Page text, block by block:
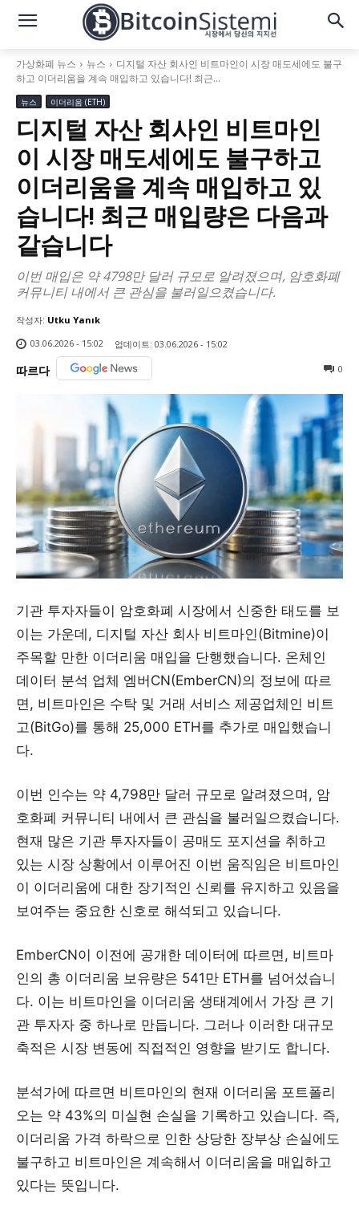
가상화폐 뉴스 뉴스
디지털 자산 회사인 비트마인이 시장 매도세에도 불구
하고 이더리움을 계속 매입하고 있습니다! 최근...
뉴스 이더리움 (ETH)
디지털 자산 회사인 비트마인
이 시장 매도세에도 불구하고
이더리움을 계속 매입하고 있
습니다! 최근 매입량은 다음과
같습니다
이번 매입은 약 4798만 달러 규모로 알려졌으며, 암호화폐
커뮤니티 내에서 큰 관심을 불러일으켰습니다.
작성자: Utku Yanık
03.06.2026 - 15:02
업데이트: 03.06.2026 - 15:02
따르다 0
기관 투자자들이 암호화폐 시장에서 신중한 태도를 보
이는 가운데, 디지털 자산 회사 비트마인(Bitmine)이
주목할 만한 이더리움 매입을 단행했습니다. 온체인
데이터 분석 업체 엠버CN(EmberCN)의 정보에 따르
면, 비트마인은 수탁 및 거래 서비스 제공업체인 비트
고(BitGo)를 통해 25,000 ETH를 추가로 매입했습니
다.
이번 인수는 약 4,798만 달러 규모로 알려졌으며, 암
호화폐 커뮤니티 내에서 큰 관심을 불러일으켰습니다.
현재 많은 기관 투자자들이 공매도 포지션을 취하고
있는 시장 상황에서 이루어진 이번 움직임은 비트마인
이 이더리움에 대한 장기적인 신뢰를 유지하고 있음을
보여주는 중요한 신호로 해석되고 있습니다.
EmberCN이 이전에 공개한 데이터에 따르면, 비트마
인의 총 이더리움 보유량은 541만 ETH를 넘어섰습니
다. 이는 비트마인을 이더리움 생태계에서 가장 큰 기
관 투자자 중 하나로 만듭니다. 그러나 이러한 대규모
축적은 시장 변동에 직접적인 영향을 받기도 합니다.
분석가에 따르면 비트마인의 현재 이더리움 포트폴리
오는 약 43%의 미실현 손실을 기록하고 있습니다. 즉,
이더리움 가격 하락으로 인한 상당한 장부상 손실에도
불구하고 비트마인은 계속해서 이더리움을 매입하고
있다는 뜻입니다.